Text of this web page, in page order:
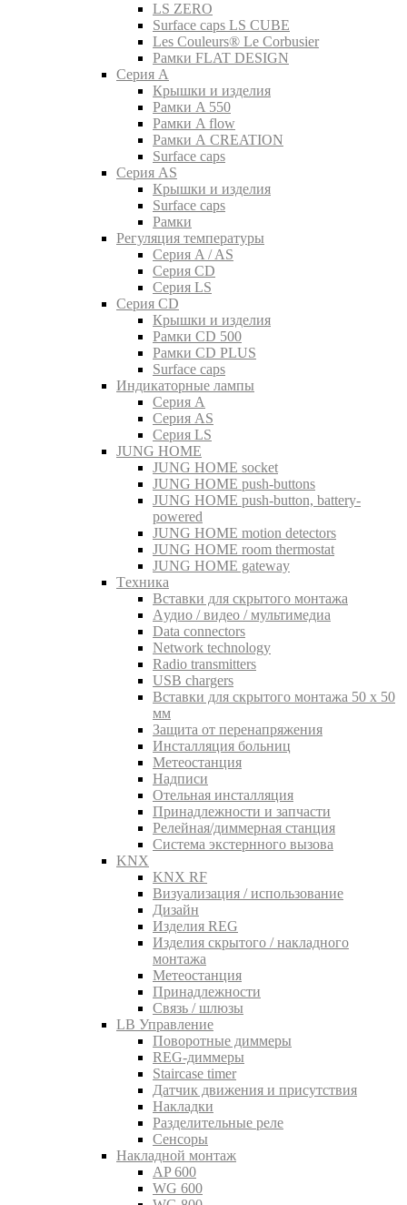
LS ZERO
Surface caps LS CUBE
Les Couleurs® Le Corbusier
Рамки FLAT DESIGN
Серия A
Крышки и изделия
Рамки A 550
Рамки A flow
Рамки A CREATION
Surface caps
Серия AS
Крышки и изделия
Surface caps
Рамки
Регуляция температуры
Серия A / AS
Серия CD
Серия LS
Серия CD
Крышки и изделия
Рамки CD 500
Рамки CD PLUS
Surface caps
Индикаторные лампы
Серия A
Серия AS
Серия LS
JUNG HOME
JUNG HOME socket
JUNG HOME push-buttons
JUNG HOME push-button, battery-
powered
JUNG HOME motion detectors
JUNG HOME room thermostat
JUNG HOME gateway
Tехника
Вставки для скрытого монтажа
Aудио / видео / мультимедиа
Data connectors
Network technology
Radio transmitters
USB chargers
Вставки для скрытого монтажа 50 x 50
мм
Защита от перенапряжения
Инсталляция больниц
Метеостанция
Надписи
Отельная инсталляция
Принадлежности и запчасти
Релейная/диммерная станция
Система экстернного вызова
KNX
KNX RF
Визуализация / использование
Дизайн
Изделия REG
Изделия скрытого / накладного
монтажа
Метеостанция
Принадлежности
Связь / шлюзы
LB Управление
Поворотные диммеры
REG-диммеры
Staircase timer
Датчик движения и присутствия
Накладки
Разделительные реле
Сенсоры
Накладной монтаж
AP 600
WG 600